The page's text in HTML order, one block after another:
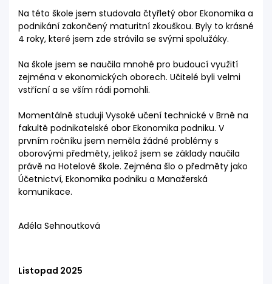
Na této škole jsem studovala čtyřletý obor Ekonomika a
podnikání zakončený maturitní zkouškou. Byly to krásné
4 roky, které jsem zde strávila se svými spolužáky.
Na škole jsem se naučila mnohé pro budoucí využití
zejména v ekonomických oborech. Učitelé byli velmi
vstřícní a se vším rádi pomohli.
Momentálně studuji Vysoké učení technické v Brně na
fakultě podnikatelské obor Ekonomika podniku. V
prvním ročníku jsem neměla žádné problémy s
oborovými předměty, jelikož jsem se základy naučila
právě na Hotelové škole. Zejména šlo o předměty jako
Účetnictví, Ekonomika podniku a Manažerská
komunikace.
Adéla Sehnoutková
Listopad 2025